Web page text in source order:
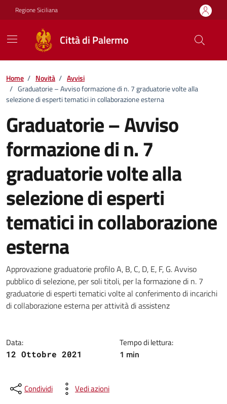
Vai ai contenuti
Vai al footer
Regione Siciliana
Città di Palermo
Home / Novità / Avvisi
/ Graduatorie – Avviso formazione di n. 7 graduatorie volte alla
selezione di esperti tematici in collaborazione esterna
Graduatorie – Avviso
formazione di n. 7
graduatorie volte alla
selezione di esperti
tematici in collaborazione
esterna
Dettagli della notizia
Approvazione graduatorie profilo A, B, C, D, E, F, G. Avviso
pubblico di selezione, per soli titoli, per la formazione di n. 7
graduatorie di esperti tematici volte al conferimento di incarichi
di collaborazione esterna per attività di assistenz
Data:
12 Ottobre 2021
Tempo di lettura:
1 min
Condividi Vedi azioni